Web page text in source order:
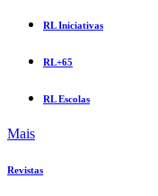
RL Iniciativas
RL+65
RL Escolas
Mais
Revistas